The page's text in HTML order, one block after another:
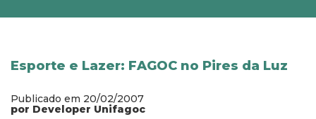
Esporte e Lazer: FAGOC no Pires da Luz
Publicado em 20/02/2007
por Developer Unifagoc